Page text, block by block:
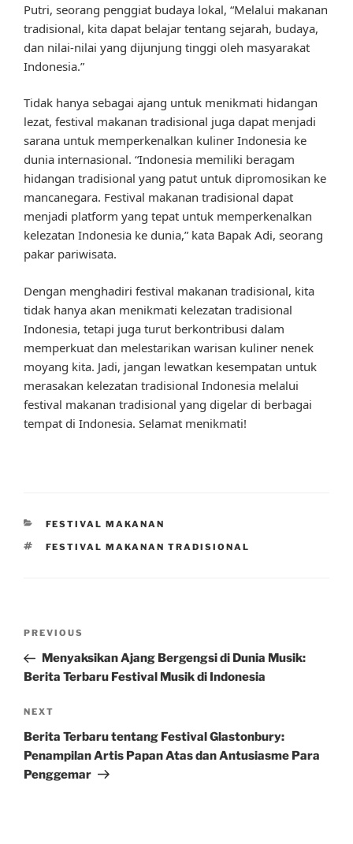
Putri, seorang penggiat budaya lokal, “Melalui makanan
tradisional, kita dapat belajar tentang sejarah, budaya,
dan nilai-nilai yang dijunjung tinggi oleh masyarakat
Indonesia.”
Tidak hanya sebagai ajang untuk menikmati hidangan
lezat, festival makanan tradisional juga dapat menjadi
sarana untuk memperkenalkan kuliner Indonesia ke
dunia internasional. “Indonesia memiliki beragam
hidangan tradisional yang patut untuk dipromosikan ke
mancanegara. Festival makanan tradisional dapat
menjadi platform yang tepat untuk memperkenalkan
kelezatan Indonesia ke dunia,” kata Bapak Adi, seorang
pakar pariwisata.
Dengan menghadiri festival makanan tradisional, kita
tidak hanya akan menikmati kelezatan tradisional
Indonesia, tetapi juga turut berkontribusi dalam
memperkuat dan melestarikan warisan kuliner nenek
moyang kita. Jadi, jangan lewatkan kesempatan untuk
merasakan kelezatan tradisional Indonesia melalui
festival makanan tradisional yang digelar di berbagai
tempat di Indonesia. Selamat menikmati!
CATEGORIES
FESTIVAL MAKANAN
TAGS
FESTIVAL MAKANAN TRADISIONAL
Previous
Post
PREVIOUS
Menyaksikan Ajang Bergengsi di Dunia Musik:
Berita Terbaru Festival Musik di Indonesia
Next
Post
NEXT
Berita Terbaru tentang Festival Glastonbury:
Penampilan Artis Papan Atas dan Antusiasme Para
Penggemar